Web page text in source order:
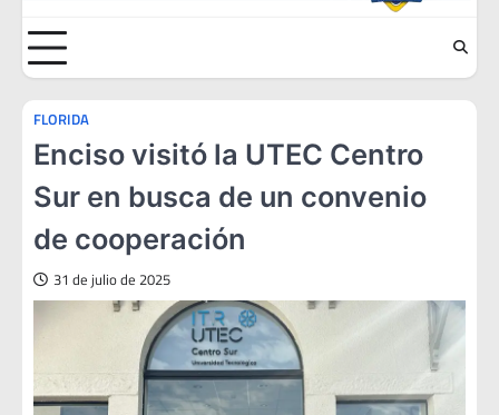
FLORIDA
Enciso visitó la UTEC Centro
Sur en busca de un convenio
de cooperación
31 de julio de 2025